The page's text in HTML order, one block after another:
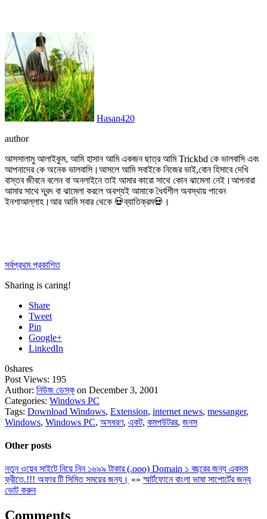
Hasan420
author
আসসালামু আলাইকুম, আমি হাসান আমি একজন ছাত্র আমি Trickbd কে ভালবাসি এবং
আপনাদের কে অনেক ভালবাসি।আসলে আমি সবাইকে নিজের ভাই,বোন হিসাবে দেখি
বাস্তব জীবনে বলেন বা অনলাইনে তাই আমার কারো সাথে কোন ঝামেলা নেই।আপনারা
আমার সাথে দ্বন্দ বা ঝামেলা করলে অবশ্যই আমাকে ধৈর্যশীল অবস্থায় পাবেন
ইনশাআল্লাহ।আর আমি সবার থেকে 💀ব্যাতিক্রম💀।
সর্বপ্রথম প্রকাশিত
Sharing is caring!
Share
Tweet
Pin
Google+
LinkedIn
0shares
Post Views: 195
Author: নিউজ ডেস্ক on December 3, 2001
Categories: Windows PC
Tags: Download Windows, Extension, internet news, messanger,
Windows, Windows PC, অসধরণ, একট, কমপউটরর, জনস
Other posts
নতুন ওয়েব সাইটে নিয়ে নিন ১৬৯৯ টাকার (.ooo) Domain ১ বছরের জন্য একদম
ফ্রীতে.!!! অফার টি সিমিত সময়ের জন্য। «»স্মার্টফোনে বাংলা ভাষা সাপোর্টের জন্য
ভোট করুন
Comments